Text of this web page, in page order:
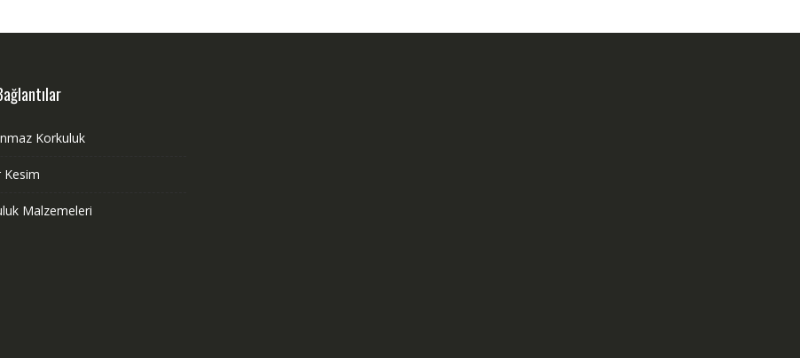
Korkuluk
Kesim
Malzemeleri